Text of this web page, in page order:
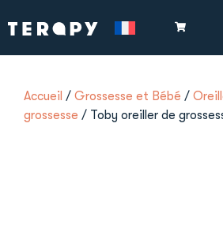
Accueil / Grossesse et Bébé /
grossesse / Toby oreiller de